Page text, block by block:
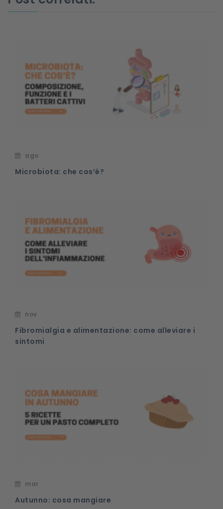
ago
Microbiota: che cos’è?
nov
Fibromialgia e alimentazione: come alleviare i
sintomi
mar
Autunno: cosa mangiare